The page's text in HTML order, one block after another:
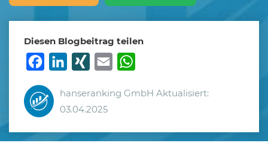
Diesen Blogbeitrag teilen
FacebookLinkedIn
XING Email
hanseranking GmbH Aktualisiert:
03.04.2025